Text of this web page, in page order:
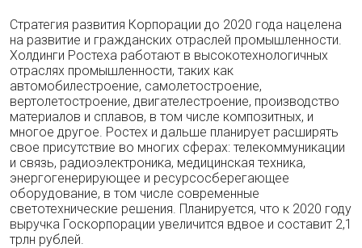
Стратегия развития Корпорации до 2020 года нацелена
на развитие и гражданских отраслей промышленности.
Холдинги Ростеха работают в высокотехнологичных
отраслях промышленности, таких как
автомобилестроение, самолетостроение,
вертолетостроение, двигателестроение, производство
материалов и сплавов, в том числе композитных, и
многое другое. Ростех и дальше планирует расширять
свое присутствие во многих сферах: телекоммуникации
и связь, радиоэлектроника, медицинская техника,
энергогенерирующее и ресурсосберегающее
оборудование, в том числе современные
светотехнические решения. Планируется, что к 2020 году
выручка Госкорпорации увеличится вдвое и составит 2,1
трлн рублей.